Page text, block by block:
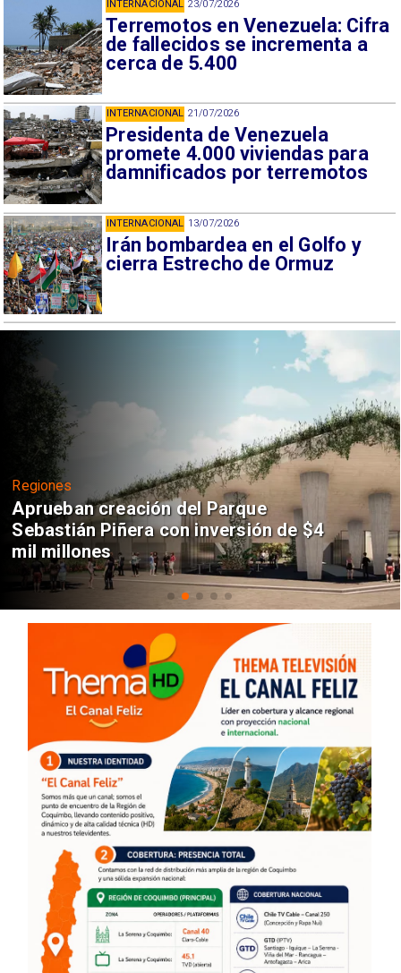
23/07/2026
Terremotos en Venezuela: Cifra
de fallecidos se incrementa a
cerca de 5.400
INTERNACIONAL
21/07/2026
Presidenta de Venezuela
promete 4.000 viviendas para
damnificados por terremotos
INTERNACIONAL
13/07/2026
Irán bombardea en el Golfo y
cierra Estrecho de Ormuz
INTERNACIONAL
Regiones
Aprueban creación del Parque
Sebastián Piñera con inversión de $4
mil millones